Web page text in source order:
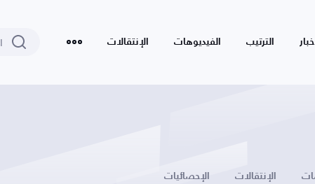
الترتيب الفيديوهات الإنتقالات
الإنتقالات الإحصائيات